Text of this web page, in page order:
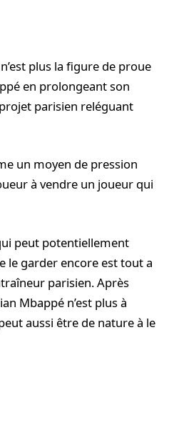
plus la figure de proue
en prolongeant son
parisien reléguant
un moyen de pression
à vendre un joueur qui
peut potentiellement
le garder encore est tout a
parisien. Après
Mbappé n’est plus à
aussi être de nature à le